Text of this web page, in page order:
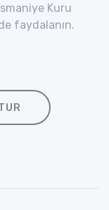
Kuru
faydalanın.